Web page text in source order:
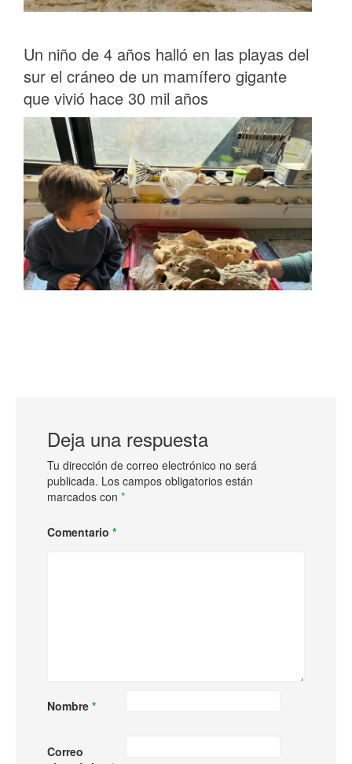
Un niño de 4 años halló en las playas del
sur el cráneo de un mamífero gigante
que vivió hace 30 mil años
Deja una respuesta
Tu dirección de correo electrónico no será
publicada. Los campos obligatorios están
marcados con *
Comentario *
Nombre *
Correo